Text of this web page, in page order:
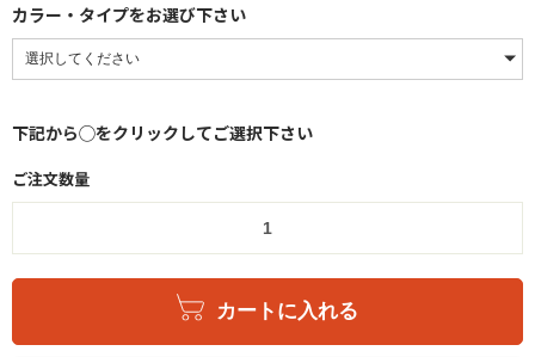
カラー・タイプをお選び下さい
下記から◯をクリックしてご選択下さい
ご注文数量
カートに入れる